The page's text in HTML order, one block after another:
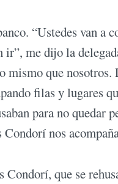
“Ustedes van a
ir”, me dijo la
mismo que
filas y lugares
para no quedar
nos
que se